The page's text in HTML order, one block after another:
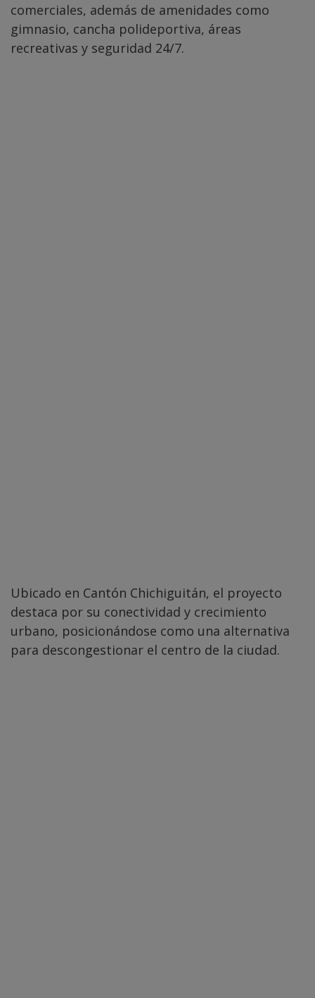
comerciales, además de amenidades como
gimnasio, cancha polideportiva, áreas
recreativas y seguridad 24/7.
Ubicado en Cantón Chichiguitán, el proyecto
destaca por su conectividad y crecimiento
urbano, posicionándose como una alternativa
para descongestionar el centro de la ciudad.